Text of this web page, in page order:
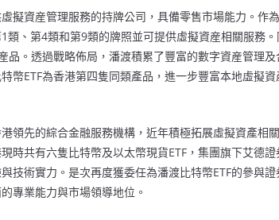
擬資産管理服務的持牌公司，具備零售市場能力。作
類、第4類和第9類的牌照並可提供虛擬資産相關服務
品。透過戰略佈局，潘渡積累了豐富的數字資産管理
幣ETF為香港第四隻同類產品，進一步豐富本地虛擬資
領先的綜合金融服務機構，近年積極拓展虛擬資產相
時共有六隻比特幣及以太幣現貨ETF，集團旗下艾德
技術實力。是次再度獲委任為潘渡比特幣ETF的參與證
專業能力與市場領導地位。